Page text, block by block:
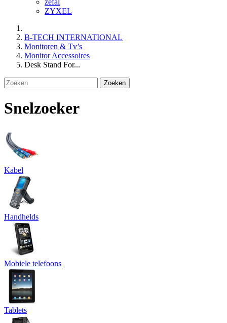
ZYXEL
B-TECH INTERNATIONAL
Monitoren & Tv’s
Monitor Accessoires
Desk Stand For...
Zoeken
Snelzoeker
Kabel
Handhelds
Mobiele telefoons
Tablets